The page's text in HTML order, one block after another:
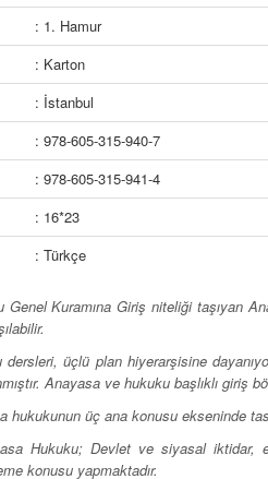
: 1. Hamur
: Karton
: İstanbul
: 978-605-315-940-7
: 978-605-315-941-4
: 16*23
: Türkçe
Genel Kuramına Giriş niteliği taşıyan
üçlü plan hiyerarşisine
Anayasa ve hukuku başlıklı giriş
hukukunun üç ana konusu ekseninde
Hukuku; Devlet ve siyasal iktidar,
konusu yapmaktadır.